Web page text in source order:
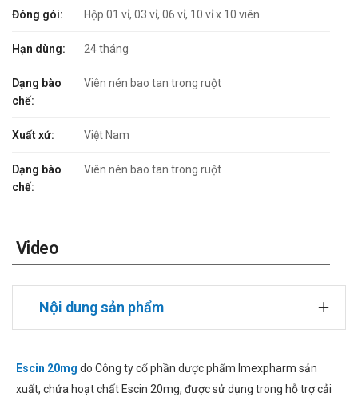
Đóng gói: Hộp 01 vỉ, 03 vỉ, 06 vỉ, 10 vỉ x 10 viên
Hạn dùng: 24 tháng
Dạng bào
chế:
Viên nén bao tan trong ruột
Xuất xứ: Việt Nam
Dạng bào
chế:
Viên nén bao tan trong ruột
Video
Nội dung sản phẩm
Escin 20mg do Công ty cổ phần dược phẩm Imexpharm sản
xuất, chứa hoạt chất Escin 20mg, được sử dụng trong hỗ trợ cải